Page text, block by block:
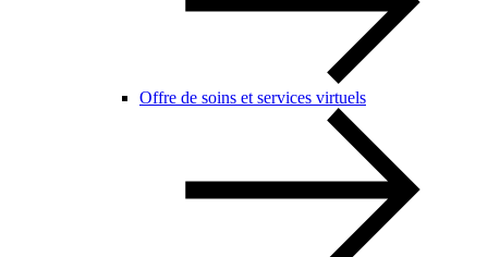
Offre de soins et services virtuels